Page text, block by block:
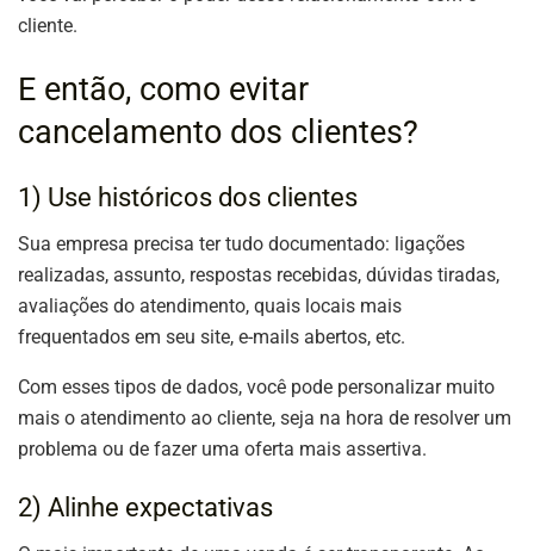
cliente.
E então, como evitar
cancelamento dos clientes?
1) Use históricos dos clientes
Sua empresa precisa ter tudo documentado: ligações
realizadas, assunto, respostas recebidas, dúvidas tiradas,
avaliações do atendimento, quais locais mais
frequentados em seu site, e-mails abertos, etc.
Com esses tipos de dados, você pode personalizar muito
mais o atendimento ao cliente, seja na hora de resolver um
problema ou de fazer uma oferta mais assertiva.
2) Alinhe expectativas